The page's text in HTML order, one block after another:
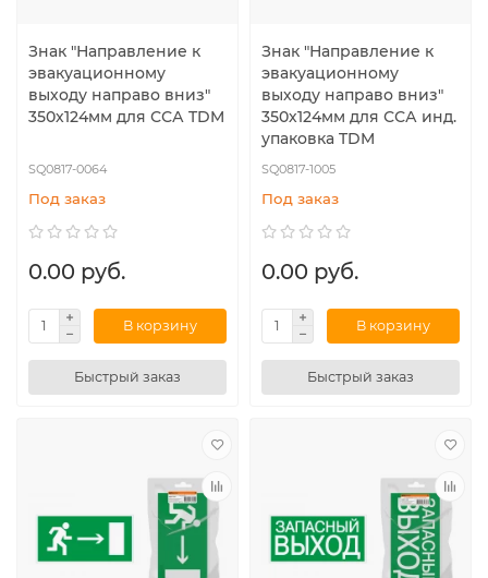
Знак "Направление к
эвакуационному
выходу направо вниз"
350х124мм для ССА TDM
SQ0817-0064
Под заказ
0.00 руб.
В корзину
Быстрый заказ
Знак "Направление к
эвакуационному
выходу направо вниз"
350х124мм для ССА инд.
упаковка TDM
SQ0817-1005
Под заказ
0.00 руб.
В корзину
Быстрый заказ